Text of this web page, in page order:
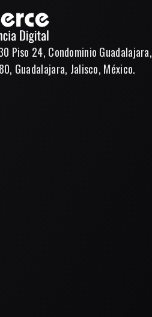
Piso 24, Condominio Guadalajara,
Guadalajara, Jalisco, México.